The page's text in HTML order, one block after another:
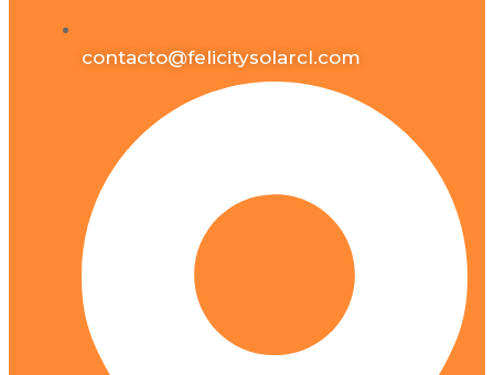
contacto@felicitysolarcl.com